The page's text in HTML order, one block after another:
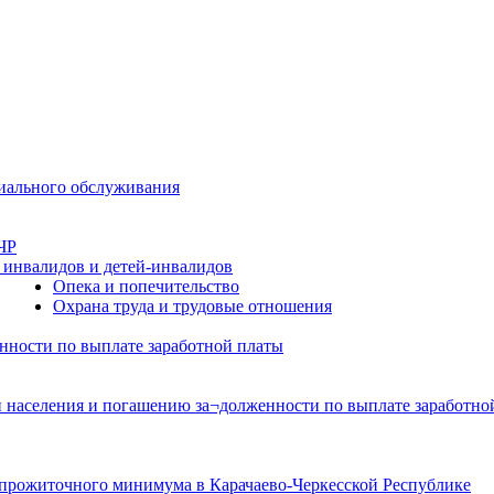
обслуживания
и детей-инвалидов
Опека и попечительство
Охрана труда и трудовые отношения
по выплате заработной платы
и погашению за¬долженности по выплате
минимума в Карачаево-Черкесской Республике